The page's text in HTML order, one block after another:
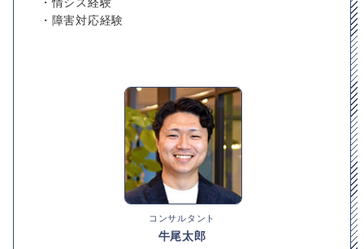
・障害対応経験
コンサルタント
牛尾太郎